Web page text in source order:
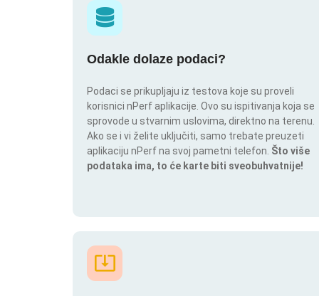
Odakle dolaze podaci?
Podaci se prikupljaju iz testova koje su proveli
korisnici nPerf aplikacije. Ovo su ispitivanja koja se
sprovode u stvarnim uslovima, direktno na terenu.
Ako se i vi želite uključiti, samo trebate preuzeti
aplikaciju nPerf na svoj pametni telefon. Što više
podataka ima, to će karte biti sveobuhvatnije!